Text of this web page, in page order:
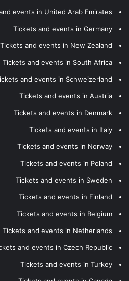
events in United Arab Emirates
Tickets and events in Germany
Tickets and events in New Zealand
Tickets and events in South Africa
and events in Schweizerland
Tickets and events in Austria
Tickets and events in Denmark
Tickets and events in Italy
Tickets and events in Norway
Tickets and events in Poland
Tickets and events in Sweden
Tickets and events in Finland
Tickets and events in Belgium
Tickets and events in Netherlands
and events in Czech Republic
Tickets and events in Turkey